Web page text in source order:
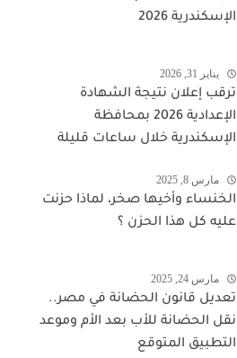
الإسكندرية 2026
يناير 31, 2026
ترقب إعلان نتيجة الشهادة
الإعدادية 2026 بمحافظة
الإسكندرية خلال ساعات قليلة
مارس 8, 2025
الخنساء وأخيها صخر، لماذا حزنت
عليه كل هذا الحزن ؟
مارس 24, 2025
تعديل قانون الحضانة في مصر..
نقل الحضانة للأب بعد الأم وموعد
التطبيق المتوقع